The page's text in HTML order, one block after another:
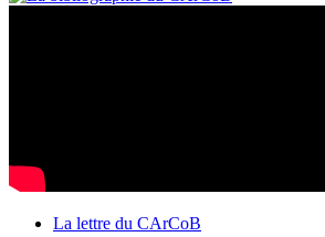
La lettre du CArCoB